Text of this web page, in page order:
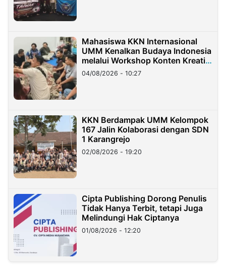
Mahasiswa KKN Internasional
UMM Kenalkan Budaya Indonesia
melalui Workshop Konten Kreatif
di Taiwan
04/08/2026 - 10:27
KKN Berdampak UMM Kelompok
167 Jalin Kolaborasi dengan SDN
1 Karangrejo
02/08/2026 - 19:20
Cipta Publishing Dorong Penulis
Tidak Hanya Terbit, tetapi Juga
Melindungi Hak Ciptanya
01/08/2026 - 12:20